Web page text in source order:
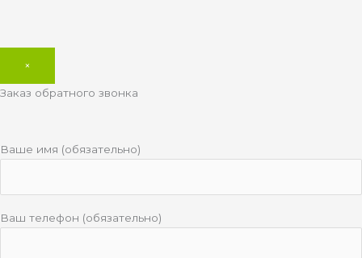
×
Заказ обратного звонка
Ваше имя (обязательно)
Ваш телефон (обязательно)